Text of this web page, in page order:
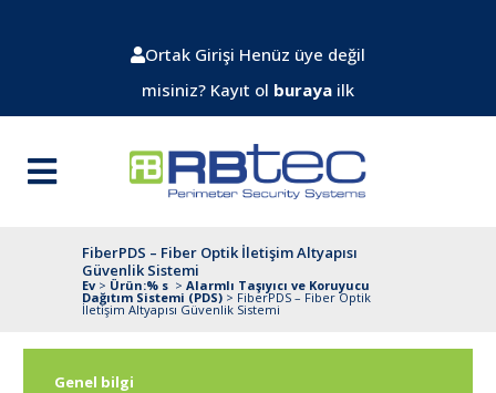
Ortak Girişi Henüz üye değil
misiniz? Kayıt ol buraya ilk
FiberPDS – Fiber Optik İletişim Altyapısı
Güvenlik Sistemi
Ev > Ürün:% s > Alarmlı Taşıyıcı ve Koruyucu
Dağıtım Sistemi (PDS) > FiberPDS – Fiber Optik
İletişim Altyapısı Güvenlik Sistemi
Genel bilgi